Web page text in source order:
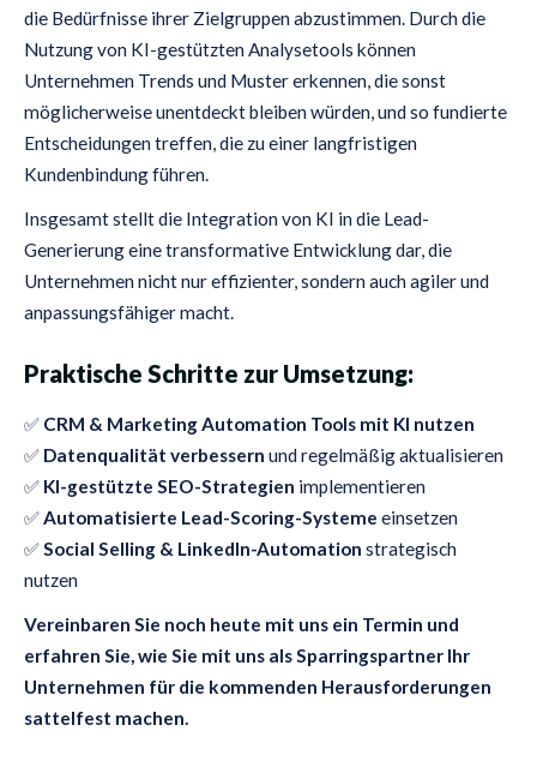
die Bedürfnisse ihrer Zielgruppen abzustimmen. Durch die
Nutzung von KI-gestützten Analysetools können
Unternehmen Trends und Muster erkennen, die sonst
möglicherweise unentdeckt bleiben würden, und so fundierte
Entscheidungen treffen, die zu einer langfristigen
Kundenbindung führen.
Insgesamt stellt die Integration von KI in die Lead-
Generierung eine transformative Entwicklung dar, die
Unternehmen nicht nur effizienter, sondern auch agiler und
anpassungsfähiger macht.
Praktische Schritte zur Umsetzung:
✅ CRM & Marketing Automation Tools mit KI nutzen
✅ Datenqualität verbessern und regelmäßig aktualisieren
✅ KI-gestützte SEO-Strategien implementieren
✅Automatisierte Lead-Scoring-Systeme einsetzen
✅Social Selling & LinkedIn-Automation strategisch
nutzen
Vereinbaren Sie noch heute mit uns ein Termin und
erfahren Sie, wie Sie mit uns als Sparringspartner Ihr
Unternehmen für die kommenden Herausforderungen
sattelfest machen.